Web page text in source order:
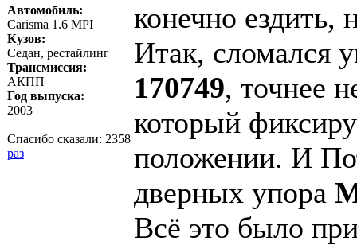
Автомобиль:
Carisma 1.6 MPI
Кузов:
Седан, рестайлинг
Трансмиссия:
АКПП
Год выпуска:
2003
Спасибо сказали: 2358
раз
конечно ездить,
Итак, сломался
170749, точнее
который
положении. И
дверных упора
Всё это было